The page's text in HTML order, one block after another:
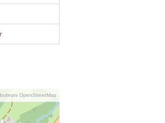
OpenStreetMap